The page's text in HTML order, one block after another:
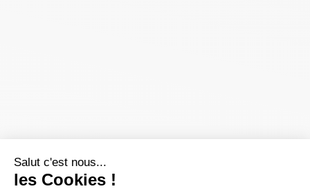
Salut c'est nous...
les Cookies !